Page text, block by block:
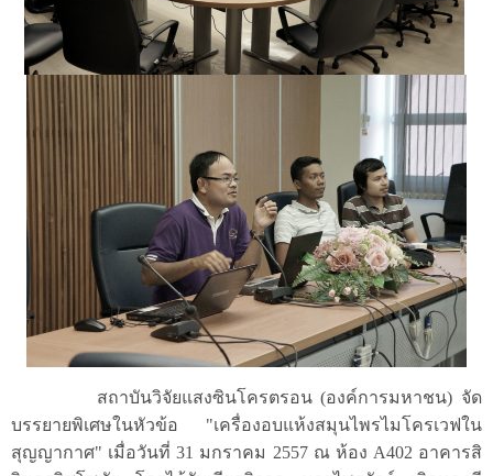
สถาบันวิจัยแสงซินโครตรอน (องค์การมหาชน) จัด
บรรยายพิเศษในหัวข้อ "เครื่องอบแห้งสมุนไพรไมโครเวฟใน
สุญญากาศ" เมื่อวันที่ 31 มกราคม 2557 ณ ห้อง A402 อาคารสิ